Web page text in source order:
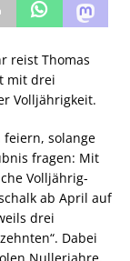
reist Thomas
mit drei
Volljährigkeit.
solange
fragen: Mit
Volljährig-
ab April auf
drei
Dabei